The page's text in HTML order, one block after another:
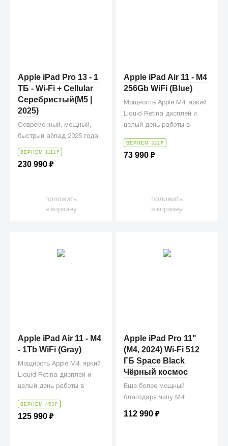
Apple iPad Pro 13 - 1
ТБ - Wi-Fi + Cellular
Серебристый(M5 |
2025)
Современный, мощный,
быстрый айпад 2025 года
ВЕРНЕМ 1111 ₽
230 990₽
положить
в корзину
Apple iPad Air 11 - M4
256Gb WiFi (Blue)
Мощность Apple M4, яркий
Liquid Retina дисплей и
целый день работы в
ВЕРНЕМ 322 ₽
73 990₽
положить
в корзину
Apple iPad Air 11 - M4
- 1Tb WiFi (Gray)
Мощность Apple M4, яркий
Liquid Retina дисплей и
целый день работы в
ВЕРНЕМ 453 ₽
125 990₽
Apple iPad Pro 11"
(M4, 2024) Wi-Fi 512
ГБ Space Black
Чёрный космос
Еще более мощный
благодаря чипу M4!
112 990₽